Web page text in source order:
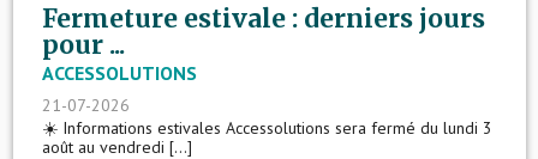
Fermeture estivale : derniers jours
pour ...
ACCESSOLUTIONS
21-07-2026
☀️ Informations estivales Accessolutions sera fermé du lundi 3
août au vendredi [...]